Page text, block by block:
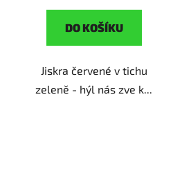
DO KOŠÍKU
Jiskra červené v tichu
zeleně - hýl nás zve k...